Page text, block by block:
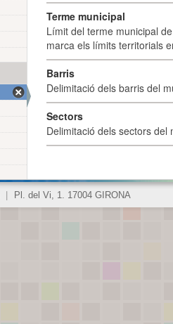
Terme municipal
Límit del terme municipal
marca els límits territorials
Barris
Delimitació dels barris del
Sectors
Delimitació dels sectors del
Pl. del Vi, 1. 17004 GIRONA